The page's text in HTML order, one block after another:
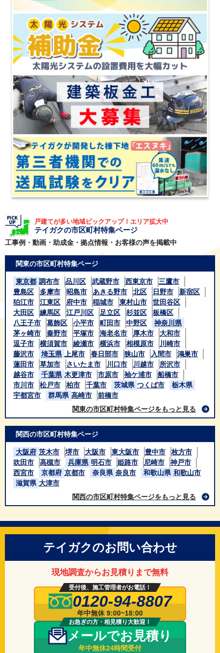
戸建てが多い地域ピックアップ！エリア拡大中
テイガクの市区町村特集ページ
工事例・動画・助成金・拠点情報・お客様の声を掲載中
関東の市区町村特集ページ
東京都 調布市 品川区 武蔵野市 西東京市
三鷹市
豊島区
多摩市 昭島市 あきる野市 北区 日野市
新宿区
狛江市
江東区 府中市 稲城市 東村山市
世田谷区
大田区
練馬区 江戸川区 足立区 杉並区
板橋区
八王子市
葛飾区 小平市 町田市 中野区
神奈川県
茅ヶ崎市
秦野市 平塚市 海老名市 厚木市
大和市
逗子市
横須賀市 綾瀬市 横浜市 相模原市
川崎市
藤沢市
埼玉県 上尾市 春日部市 狭山市 入間市
鴻巣市
蓮田市
草加市 さいたま市 川口市 川越市
所沢市
越谷市
千葉県 木更津市 市原市 袖ケ浦市
船橋市
市川市
松戸市 柏市 千葉市 茨城県 つくば市
栃木県
宇都宮市
群馬県 高崎市
前橋市
関東の市区町村特集ページをもっと見る
関西の市区町村特集ページ
大阪府 茨木市 堺市 大阪市 東大阪市 豊中市
枚方市
吹田市
高槻市 兵庫県 明石市 姫路市 尼崎市
神戸市
西宮市
京都府 京都市 奈良県 奈良市 和歌山県 和歌山市
滋賀県 大津市
関西の市区町村特集ページをもっと見る
テイガクのお問い合わせ
現地調査からお見積りまで無料
受付後、施工管理者がお電話！
0120-94-8807
年中無休 9:00~18:00
お急ぎの方・相見積り大歓迎！
メールでお見積り
年中無休24時間受付